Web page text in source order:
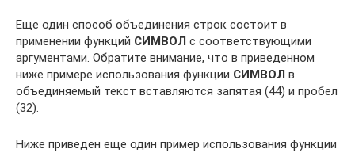
Еще один способ объединения строк состоит в
применении функций СИМВОЛ с соответствующими
аргументами. Обратите внимание, что в приведенном
ниже примере использования функции СИМВОЛ в
объединяемый текст вставляются запятая (44) и пробел
(32).
Ниже приведен еще один пример использования функции